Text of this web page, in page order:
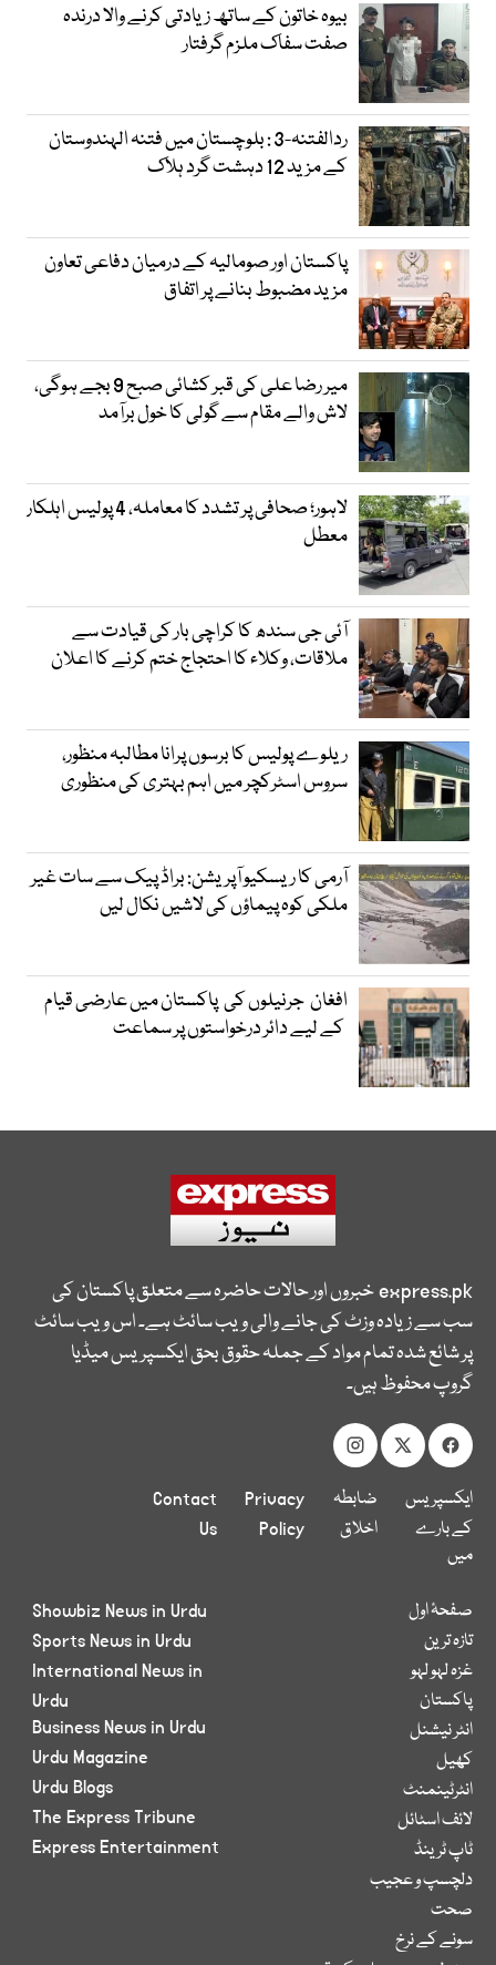
بیوہ خاتون کے ساتھ زیادتی کرنے والا درندہ
صفت سفاک ملزم گرفتار
ردالفتنہ-3 : بلوچستان میں فتنہ الہندوستان
کے مزید 12 دہشت گرد ہلاک
پاکستان اور صومالیہ کے درمیان دفاعی تعاون
مزید مضبوط بنانے پر اتفاق
میر رضا علی کی قبر کشائی صبح 9 بجے ہوگی،
لاش والے مقام سے گولی کا خول برآمد
لاہور؛ صحافی پر تشدد کا معاملہ، 4 پولیس اہلکار
معطل
آئی جی سندھ کا کراچی بار کی قیادت سے
ملاقات، وکلاء کا احتجاج ختم کرنے کا اعلان
ریلوے پولیس کا برسوں پرانا مطالبہ منظور،
سروس اسٹرکچر میں اہم بہتری کی منظوری
آرمی کا ریسکیو آپریشن: براڈ پیک سے سات غیر
ملکی کوہ پیماؤں کی لاشیں نکال لیں
افغان جرنیلوں کی پاکستان میں عارضی قیام
کے لیے دائر درخواستوں پر سماعت
express.pkخبروں اور حالات حاضرہ سے متعلق پاکستان کی
سب سے زیادہ وزٹ کی جانے والی ویب سائٹ ہے۔ اس ویب سائٹ
پر شائع شدہ تمام مواد کے جملہ حقوق بحق ایکسپریس میڈیا
گروپ محفوظ ہیں۔
ایکسپریس
کے بارے
میں
ضابطہ
اخلاق
Privacy
Policy
Contact
Us
صفحۂ اول
تازہ ترین
غزہ لہو لہو
پاکستان
انٹر نیشنل
کھیل
انٹرٹینمنٹ
لائف اسٹائل
ٹاپ ٹرینڈ
دلچسپ و عجیب
صحت
سونے کے نرخ
Showbiz News in Urdu
Sports News in Urdu
International News in
Urdu
Business News in Urdu
Urdu Magazine
Urdu Blogs
The Express Tribune
Express Entertainment